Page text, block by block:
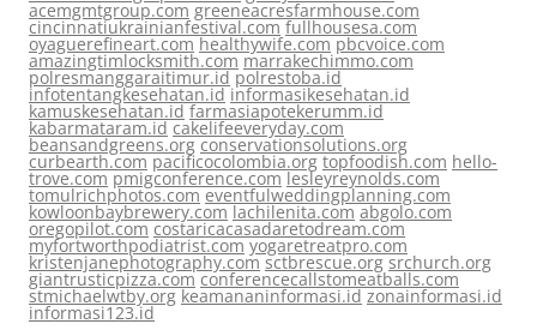
acemgmtgroup.com greeneacresfarmhouse.com
cincinnatiukrainianfestival.com fullhousesa.com
oyaguerefineart.com healthywife.com pbcvoice.com
amazingtimlocksmith.com marrakechimmo.com
polresmanggaraitimur.id polrestoba.id
infotentangkesehatan.id informasikesehatan.id
kamuskesehatan.id farmasiapotekerumm.id
kabarmataram.id cakelifeeveryday.com
beansandgreens.org conservationsolutions.org
curbearth.com pacificocolombia.org topfoodish.com hello-
trove.com pmigconference.com lesleyreynolds.com
tomulrichphotos.com eventfulweddingplanning.com
kowloonbaybrewery.com lachilenita.com abgolo.com
oregopilot.com costaricacasadaretodream.com
myfortworthpodiatrist.com yogaretreatpro.com
kristenjanephotography.com sctbrescue.org srchurch.org
giantrusticpizza.com conferencecallstomeatballs.com
stmichaelwtby.org keamananinformasi.id zonainformasi.id
informasi123.id